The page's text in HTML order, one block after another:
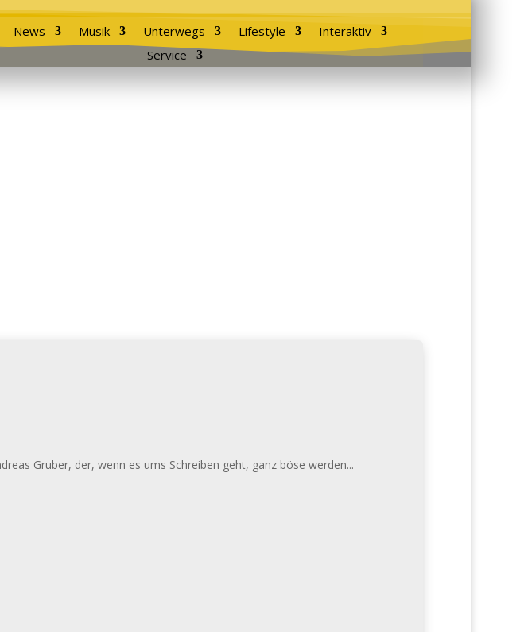
News Musik Unterwegs Lifestyle
Interaktiv
Service
Gruber, der, wenn es ums Schreiben geht, ganz böse werden...